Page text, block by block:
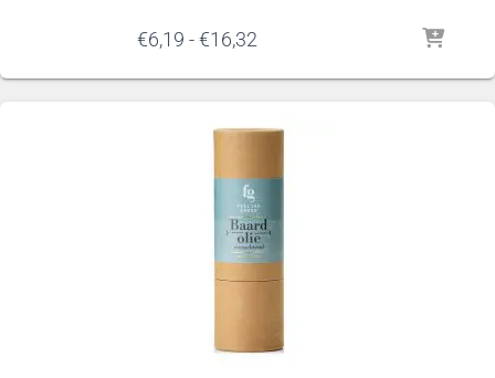
€6,19 -€16,32
tot